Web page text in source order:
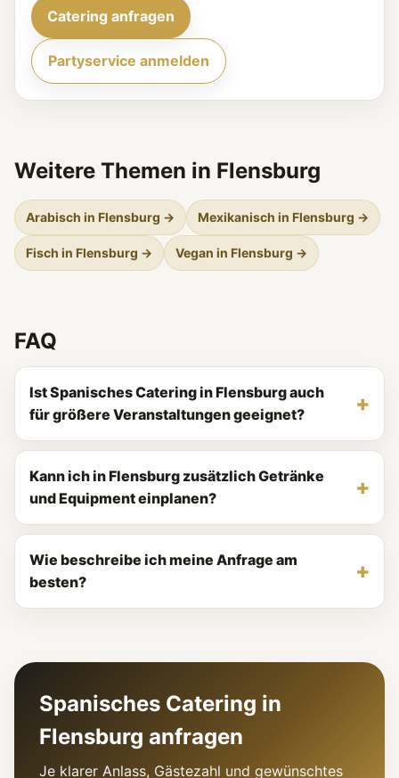
Catering anfragen
Partyservice anmelden
Weitere Themen in Flensburg
Arabisch in Flensburg → Mexikanisch in Flensburg →
Fisch in Flensburg → Vegan in Flensburg →
FAQ
Ist Spanisches Catering in Flensburg auch
für größere Veranstaltungen geeignet?
Kann ich in Flensburg zusätzlich Getränke
und Equipment einplanen?
Wie beschreibe ich meine Anfrage am
besten?
Spanisches Catering in
Flensburg anfragen
Je klarer Anlass, Gästezahl und gewünschtes